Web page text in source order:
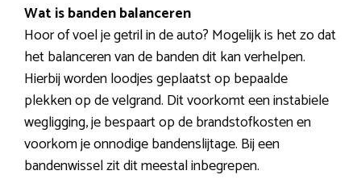
Wat is banden balanceren
Hoor of voel je getril in de auto? Mogelijk is het zo dat
het balanceren van de banden dit kan verhelpen.
Hierbij worden loodjes geplaatst op bepaalde
plekken op de velgrand. Dit voorkomt een instabiele
wegligging, je bespaart op de brandstofkosten en
voorkom je onnodige bandenslijtage. Bij een
bandenwissel zit dit meestal inbegrepen.